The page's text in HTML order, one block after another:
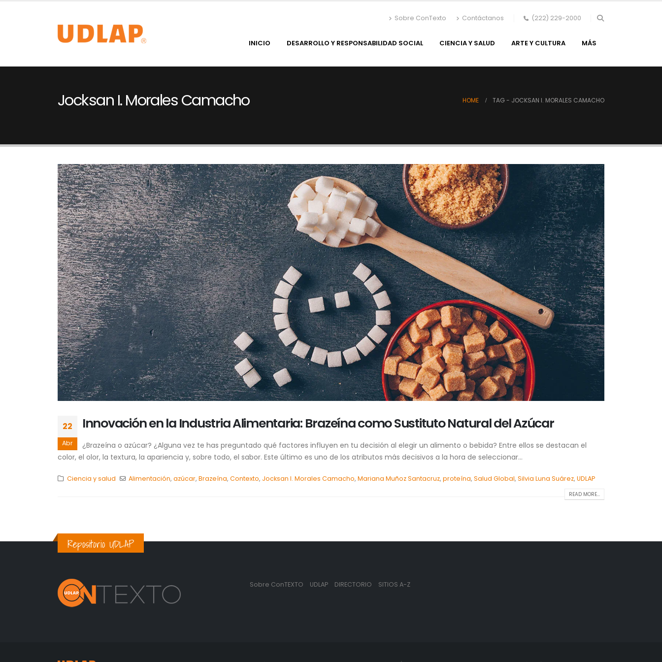
Sobre ConTexto Contáctanos (222) 229-2000
INICIO DESARROLLO Y RESPONSABILIDAD SOCIAL CIENCIA Y SALUD ARTE Y CULTURA MÁS
Jocksan I. Morales Camacho HOME TAG - JOCKSAN I. MORALES CAMACHO
22
Abr
Innovación en la Industria Alimentaria: Brazeína como Sustituto Natural del Azúcar
¿Brazeína o azúcar? ¿Alguna vez te has preguntado qué factores influyen en tu decisión al elegir un alimento o bebida? Entre ellos se destacan el
color, el olor, la textura, la apariencia y, sobre todo, el sabor. Este último es uno de los atributos más decisivos a la hora de seleccionar...
Ciencia y salud Alimentación,azúcar,Brazeína,Contexto, Jocksan I. Morales Camacho,Mariana Muñoz Santacruz,proteína,Salud Global,Silvia Luna Suárez,UDLAP
READ MORE...
Repositorio UDLAP
Sobre ConTEXTO UDLAP DIRECTORIO SITIOS A-Z